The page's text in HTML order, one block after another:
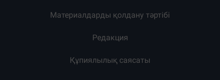
Материалдарды қолдану тәртібі
Редакция
Құпиялылық саясаты